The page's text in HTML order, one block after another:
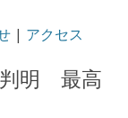
| アクセス
判明 最高